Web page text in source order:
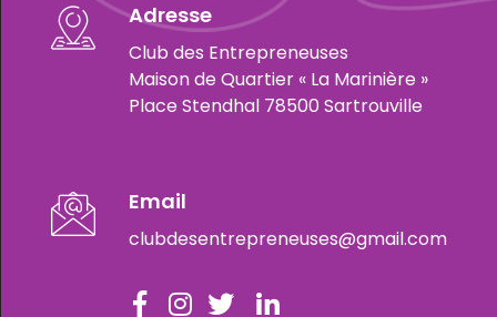
Adresse
Club des Entrepreneuses
Maison de Quartier « La Marinière »
Place Stendhal 78500 Sartrouville
Email
clubdesentrepreneuses@gmail.com